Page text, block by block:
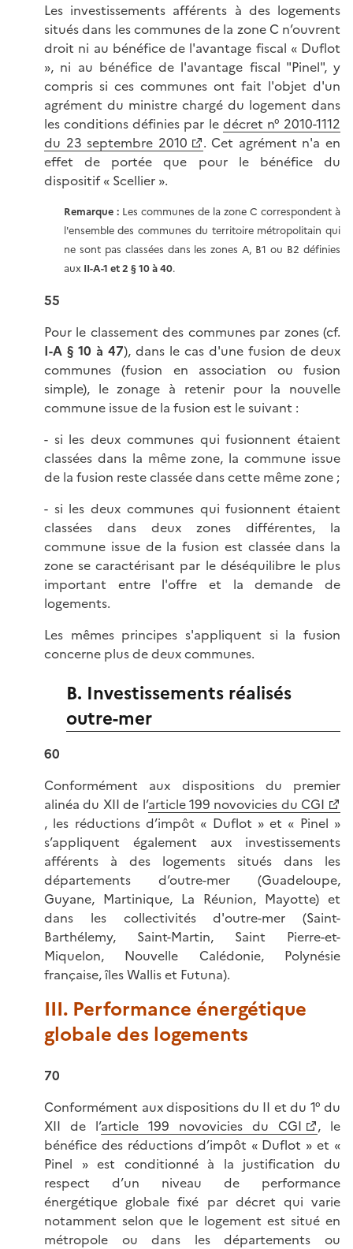
Les investissements afférents à des logements
situés dans les communes de la zone C n’ouvrent
droit ni au bénéfice de l'avantage fiscal « Duflot
», ni au bénéfice de l'avantage fiscal "Pinel", y
compris si ces communes ont fait l'objet d'un
agrément du ministre chargé du logement dans
les conditions définies par le décret n° 2010-1112
du 23 septembre 2010
. Cet agrément n'a en
effet de portée que pour le bénéfice du
dispositif « Scellier ».
Remarque :Les communes de la zone C correspondent à
l'ensemble des communes du territoire métropolitain qui
ne sont pas classées dans les zones A, B1 ou B2 définies
aux II-A-1 et 2 § 10 à 40.
55
Pour le classement des communes par zones (cf.
I-A § 10 à 47), dans le cas d'une fusion de deux
communes (fusion en association ou fusion
simple), le zonage à retenir pour la nouvelle
commune issue de la fusion est le suivant :
- si les deux communes qui fusionnent étaient
classées dans la même zone, la commune issue
de la fusion reste classée dans cette même zone ;
- si les deux communes qui fusionnent étaient
classées dans deux zones différentes, la
commune issue de la fusion est classée dans la
zone se caractérisant par le déséquilibre le plus
important entre l'offre et la demande de
logements.
Les mêmes principes s'appliquent si la fusion
concerne plus de deux communes.
B. Investissements réalisés
outre-mer
60
Conformément aux dispositions du premier
alinéa du XII de l’article 199 novovicies du CGI
, les réductions d’impôt « Duflot » et « Pinel »
s’appliquent également aux investissements
afférents à des logements situés dans les
départements d’outre-mer (Guadeloupe,
Guyane, Martinique, La Réunion, Mayotte) et
dans les collectivités d'outre-mer (Saint-
Barthélemy, Saint-Martin, Saint Pierre-et-
Miquelon, Nouvelle Calédonie, Polynésie
française, îles Wallis et Futuna).
III. Performance énergétique
globale des logements
70
Conformément aux dispositions du II et du 1° du
XII de l’article 199 novovicies du CGI
, le
bénéfice des réductions d’impôt « Duflot » et «
Pinel » est conditionné à la justification du
respect d’un niveau de performance
énergétique globale fixé par décret qui varie
notamment selon que le logement est situé en
métropole ou dans les départements ou